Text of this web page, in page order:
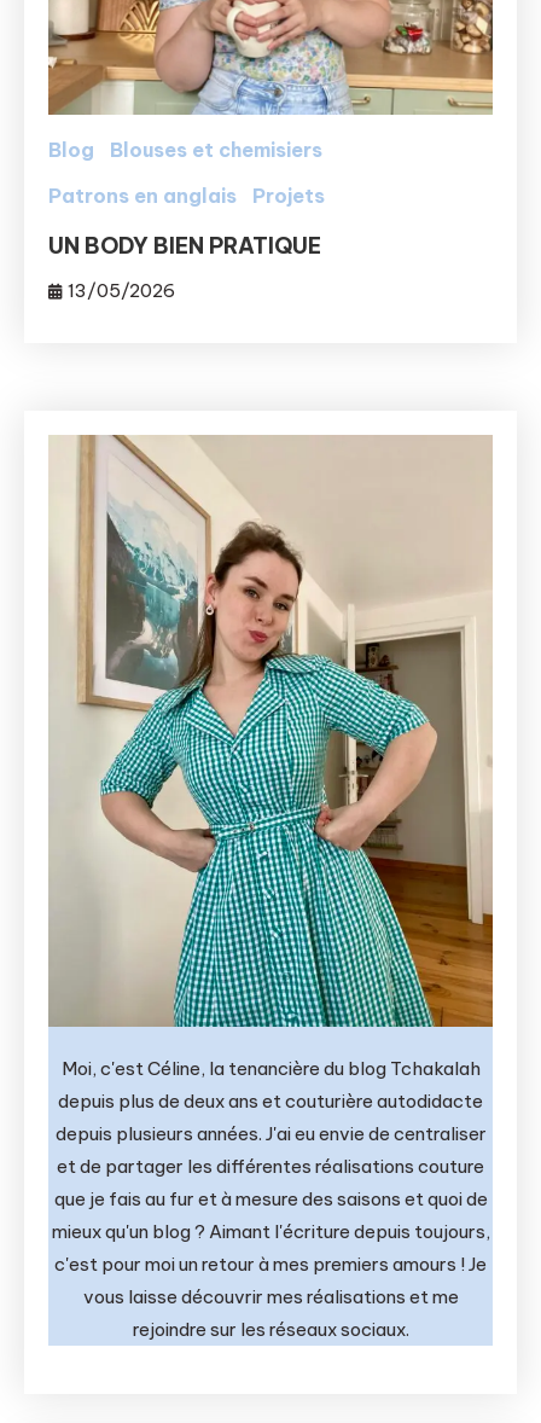
Blog
Blouses et chemisiers
Patrons en anglais
Projets
UN BODY BIEN PRATIQUE
13/05/2026
Moi, c'est Céline, la tenancière du blog Tchakalah
depuis plus de deux ans et couturière autodidacte
depuis plusieurs années. J'ai eu envie de centraliser
et de partager les différentes réalisations couture
que je fais au fur et à mesure des saisons et quoi de
mieux qu'un blog ? Aimant l'écriture depuis toujours,
c'est pour moi un retour à mes premiers amours ! Je
vous laisse découvrir mes réalisations et me
rejoindre sur les réseaux sociaux.